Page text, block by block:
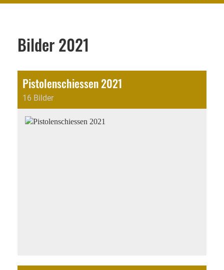
Bilder 2021
Pistolenschiessen 2021
16 Bilder